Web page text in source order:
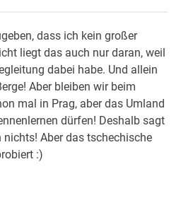
dass ich kein großer
liegt das auch nur daran, weil
dabei habe. Und allein
Aber bleiben wir beim
mal in Prag, aber das Umland
dürfen! Deshalb sagt
Aber das tschechische
:)